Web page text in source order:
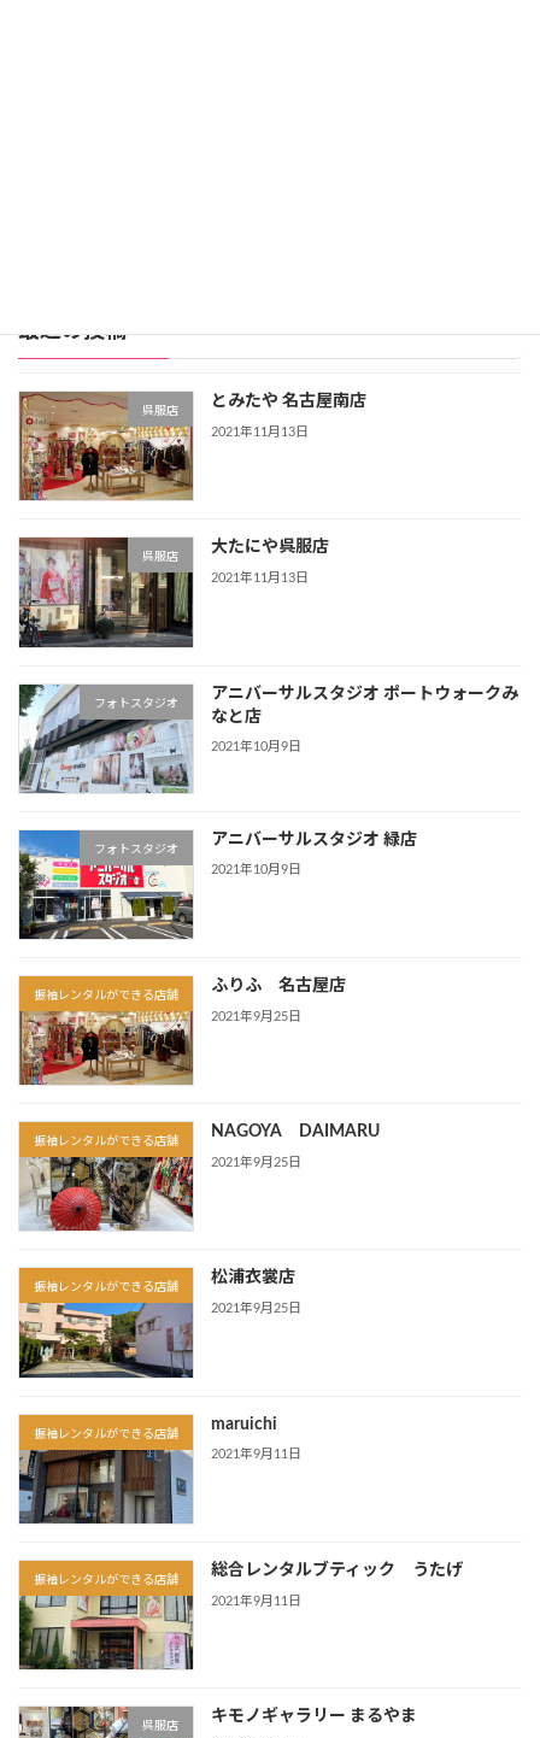
最近の投稿
呉服店
とみたや 名古屋南店
2021年11月13日
呉服店
大たにや呉服店
2021年11月13日
フォトスタジオ
アニバーサルスタジオ ポートウォークみ
なと店
2021年10月9日
フォトスタジオ
アニバーサルスタジオ 緑店
2021年10月9日
振袖レンタルができる店舗
ふりふ 名古屋店
2021年9月25日
振袖レンタルができる店舗
NAGOYA DAIMARU
2021年9月25日
振袖レンタルができる店舗
松浦衣裳店
2021年9月25日
振袖レンタルができる店舗
maruichi
2021年9月11日
振袖レンタルができる店舗
総合レンタルブティック うたげ
2021年9月11日
呉服店
キモノギャラリー まるやま